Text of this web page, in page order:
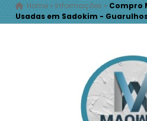
Home » Informações » Compro
Usadas em Sadokim -